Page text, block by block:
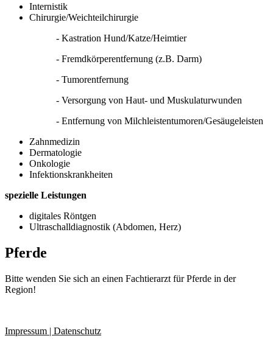
Internistik
Chirurgie/Weichteilchirurgie
- Kastration Hund/Katze/Heimtier
- Fremdkörperentfernung (z.B. Darm)
- Tumorentfernung
- Versorgung von Haut- und Muskulaturwunden
- Entfernung von Milchleistentumoren/Gesäugeleisten
Zahnmedizin
Dermatologie
Onkologie
Infektionskrankheiten
spezielle Leistungen
digitales Röntgen
Ultraschalldiagnostik (Abdomen, Herz)
Pferde
Bitte wenden Sie sich an einen Fachtierarzt für Pferde in der
Region!
Impressum | Datenschutz